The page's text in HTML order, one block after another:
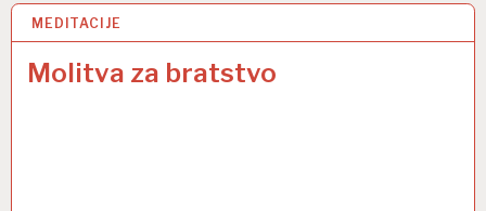
MEDITACIJE
Molitva za bratstvo
24 SVI 2014